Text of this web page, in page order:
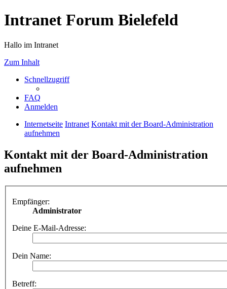
Intranet Forum Bielefeld
Hallo im Intranet
Zum Inhalt
Schnellzugriff
FAQ
Anmelden
Internetseite Intranet Kontakt mit der Board-Administration
aufnehmen
Kontakt mit der Board-Administration
aufnehmen
Empfänger:
Administrator
Deine E-Mail-Adresse:
Dein Name:
Betreff: